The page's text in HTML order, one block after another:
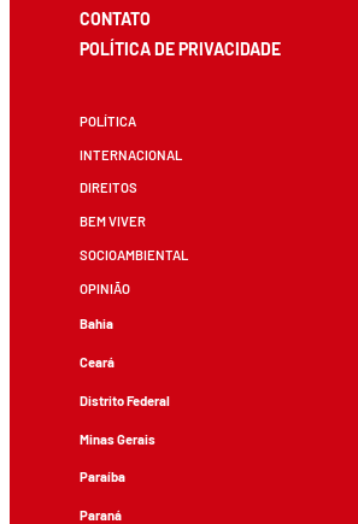
CONTATO
POLÍTICA DE PRIVACIDADE
POLÍTICA
INTERNACIONAL
DIREITOS
BEM VIVER
SOCIOAMBIENTAL
OPINIÃO
Bahia
Ceará
Distrito Federal
Minas Gerais
Paraíba
Paraná